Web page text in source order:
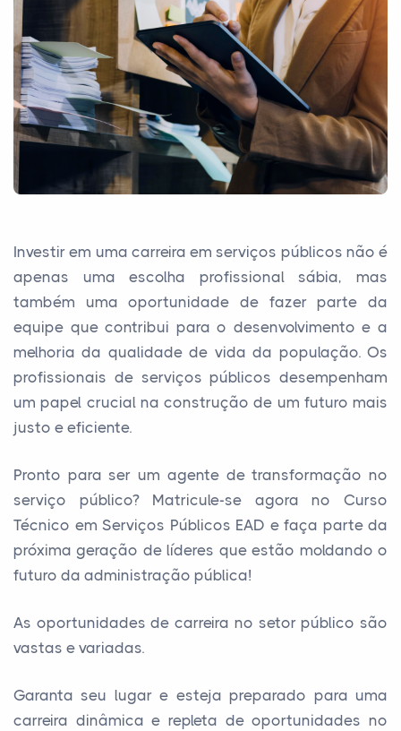
Investir em uma carreira em serviços públicos não é
apenas uma escolha profissional sábia, mas
também uma oportunidade de fazer parte da
equipe que contribui para o desenvolvimento e a
melhoria da qualidade de vida da população. Os
profissionais de serviços públicos desempenham
um papel crucial na construção de um futuro mais
justo e eficiente.
Pronto para ser um agente de transformação no
serviço público? Matricule-se agora no Curso
Técnico em Serviços Públicos EAD e faça parte da
próxima geração de líderes que estão moldando o
futuro da administração pública!
As oportunidades de carreira no setor público são
vastas e variadas.
Garanta seu lugar e esteja preparado para uma
carreira dinâmica e repleta de oportunidades no